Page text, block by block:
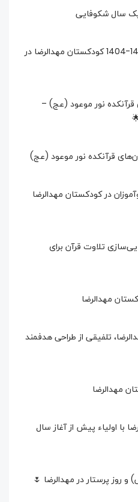
یک سال شکوفایی
🎉 جشنواره‌ی پایان‌تحصیلی 1403-1404 کودکستان مهدالرضا در
قرآنکده نور موعود (عج) –
قرآنکده نور موعود (عج)
در کودکستان مهدالرضا
تلاوت قرآن برای
مهدالرضا
تلفیقی از طراحی هدفمند
مهدالرضا
با اولیاء پیش از آغاز سال
پرستار در مهدالرضا 🌷